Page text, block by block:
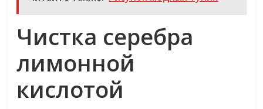
Чистка серебра
лимонной
кислотой